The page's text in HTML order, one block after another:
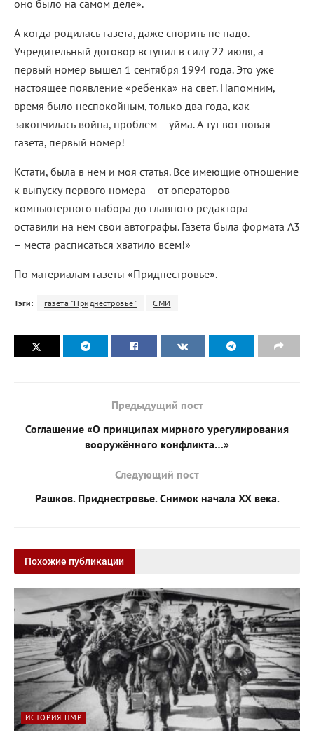
оно было на самом деле».
А когда родилась газета, даже спорить не надо.
Учредительный договор вступил в силу 22 июля, а
первый номер вышел 1 сентября 1994 года. Это уже
настоящее появление «ребенка» на свет. Напомним,
время было неспокойным, только два года, как
закончилась война, проблем – уйма. А тут вот новая
газета, первый номер!
Кстати, была в нем и моя статья. Все имеющие отношение
к выпуску первого номера – от операторов
компьютерного набора до главного редактора –
оставили на нем свои автографы. Газета была формата А3
– места расписаться хватило всем!»
По материалам газеты «Приднестровье».
Тэги: газета "Приднестровье" СМИ
Предыдущий пост
Соглашение «О принципах мирного урегулирования
вооружённого конфликта…»
Следующий пост
Рашков. Приднестровье. Снимок начала XX века.
Похожие публикации
ИСТОРИЯ ПМР